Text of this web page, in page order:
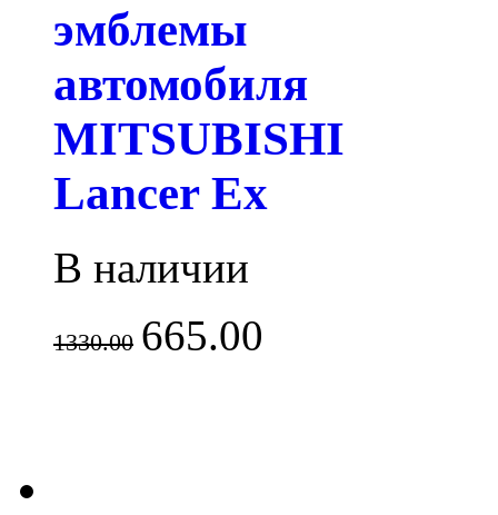
эмблемы
автомобиля
MITSUBISHI
Lancer Ex
В наличии
1330.00 665.00